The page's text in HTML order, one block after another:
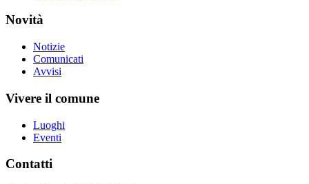
Novità
Notizie
Comunicati
Avvisi
Vivere il comune
Luoghi
Eventi
Contatti